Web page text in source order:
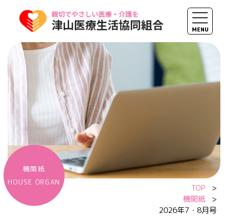
内容をスキップ
toggle
MENU
機関紙
HOUSE ORGAN
TOP
>
機関紙
>
2026年7・8月号